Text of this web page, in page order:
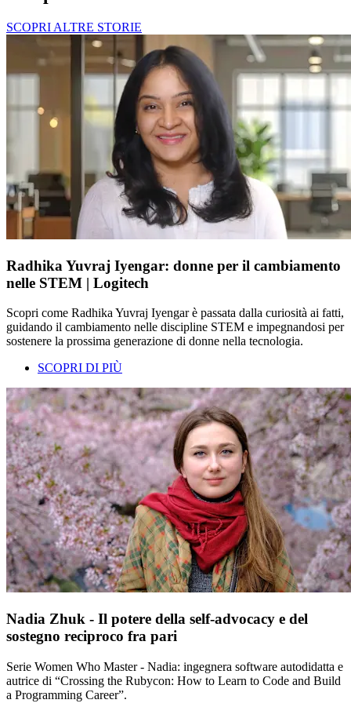
SCOPRI ALTRE STORIE
Radhika Yuvraj Iyengar: donne per il cambiamento
nelle STEM | Logitech
Scopri come Radhika Yuvraj Iyengar è passata dalla curiosità ai fatti,
guidando il cambiamento nelle discipline STEM e impegnandosi per
sostenere la prossima generazione di donne nella tecnologia.
SCOPRI DI PIÙ
Nadia Zhuk - Il potere della self-advocacy e del
sostegno reciproco fra pari
Serie Women Who Master - Nadia: ingegnera software autodidatta e
autrice di “Crossing the Rubycon: How to Learn to Code and Build
a Programming Career”.